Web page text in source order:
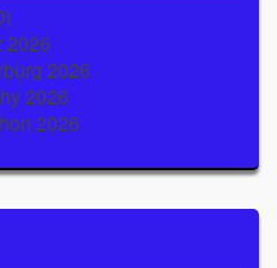
2026
2026
2026
2026